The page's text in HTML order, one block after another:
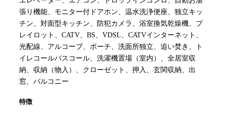
張り機能、モニター付ドアホン、温水洗浄便座、独立キッ
チン、対面型キッチン、防犯カメラ、浴室換気乾燥機、プ
レイロット、CATV、BS、VDSL、CATVインターネット、
光配線、アルコーブ、ポーチ、洗面所独立、追い焚き、ト
イレコールバスコール、洗濯機置場（室内）、全居室収
納、収納（物入）、クローゼット、押入、玄関収納、出
窓、バルコニー
特徴